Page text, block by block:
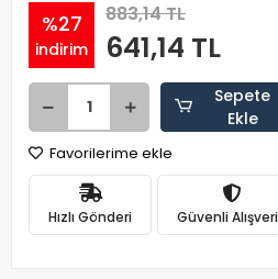
%27
indirim
883,14 TL
641,14 TL
Sepete
Ekle
Favorilerime ekle
Hızlı Gönderi Güvenli